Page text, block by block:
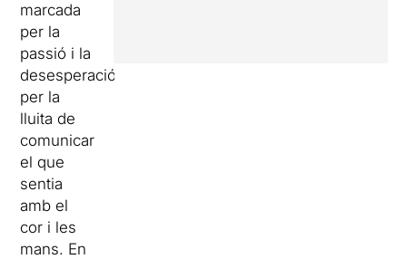
marcada
per la
passió i la
desesperació,
per la
lluita de
comunicar
el que
sentia
amb el
cor i les
mans. En